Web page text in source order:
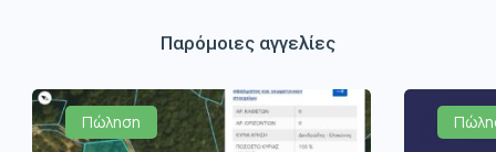
Παρόμοιες αγγελίες
Πώληση